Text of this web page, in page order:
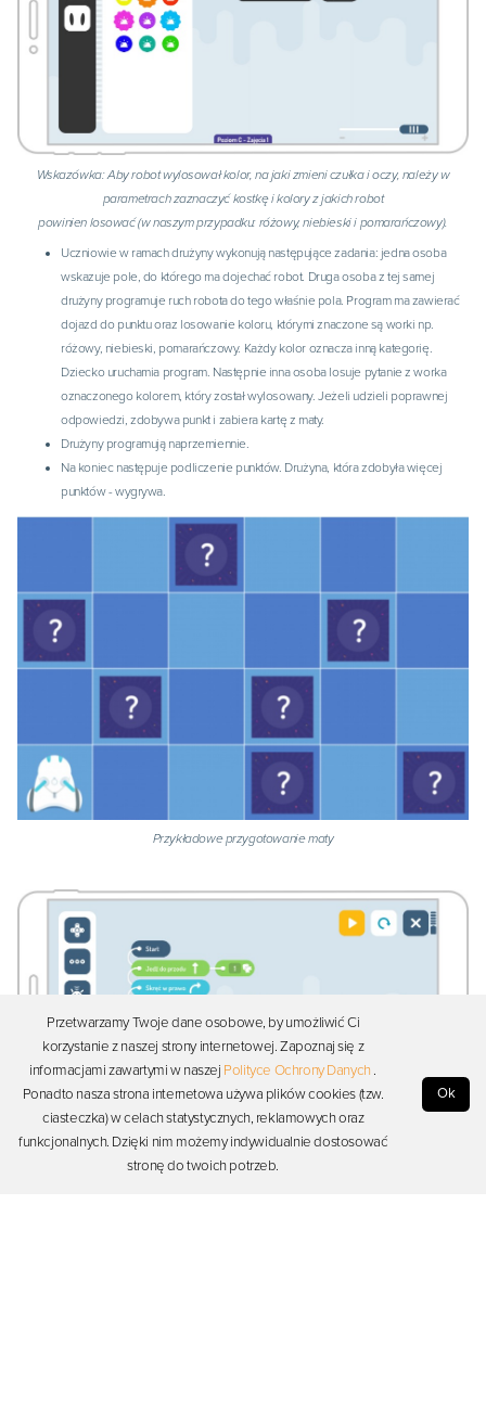
Wskazówka: Aby robot wylosował kolor, na jaki zmieni czułka i oczy, należy w
parametrach zaznaczyć kostkę i kolory z jakich robot
powinien losować (w naszym przypadku: różowy, niebieski i pomarańczowy).
Uczniowie w ramach drużyny wykonują następujące zadania: jedna osoba
wskazuje pole, do którego ma dojechać robot. Druga osoba z tej samej
drużyny programuje ruch robota do tego właśnie pola. Program ma zawierać
dojazd do punktu oraz losowanie koloru, którymi znaczone są worki np.
różowy, niebieski, pomarańczowy. Każdy kolor oznacza inną kategorię.
Dziecko uruchamia program. Następnie inna osoba losuje pytanie z worka
oznaczonego kolorem, który został wylosowany. Jeżeli udzieli poprawnej
odpowiedzi, zdobywa punkt i zabiera kartę z maty.
Drużyny programują naprzemiennie.
Na koniec następuje podliczenie punktów. Drużyna, która zdobyła więcej
punktów - wygrywa.
Przykładowe przygotowanie maty
Przykładowy program (ruch robota do wybranego pola specjalnego)
Przetwarzamy Twoje dane osobowe, by umożliwić Ci
korzystanie z naszej strony internetowej. Zapoznaj się z
informacjami zawartymi w naszej Polityce Ochrony Danych .
Ponadto nasza strona internetowa używa plików cookies (tzw.
ciasteczka) w celach statystycznych, reklamowych oraz
funkcjonalnych. Dzięki nim możemy indywidualnie dostosować
stronę do twoich potrzeb.
Ok